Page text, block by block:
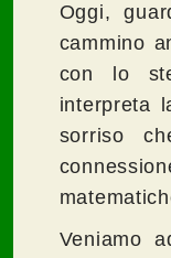
Oggi,
cammino
con lo
interpreta
sorriso
Veniamo